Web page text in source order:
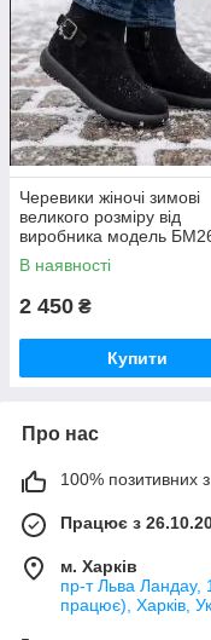
Черевики жіночі зимові
великого розміру від
виробника модель
2115Б
В наявності
2 450 ₴
Купити
Про нас
100% позитивних з
Працює з
м. Харків
пр-т Льва Ландау,
працює), Харків,